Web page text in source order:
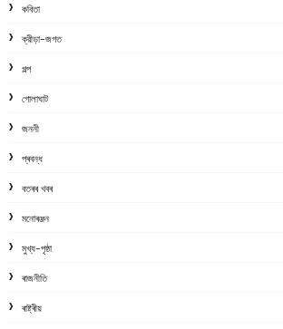
কবিতা
ক্রীড়া-জগত
গল্প
গোলাঘাট
জননী
প্ৰবন্ধ
বতৰৰ খবৰ
মনোৰঞ্জন
মুখ্য-পৃষ্ঠা
ৰাজনীতি
ৰাষ্ট্ৰীয়